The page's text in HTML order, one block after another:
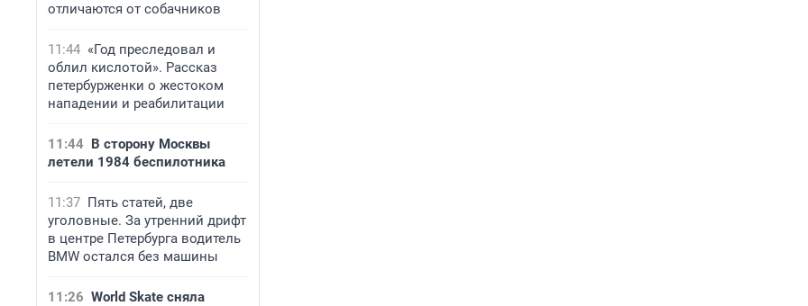
отличаются от собачников
11:44 «Год преследовал и
облил кислотой». Рассказ
петербурженки о жестоком
нападении и реабилитации
11:44 В сторону Москвы
летели 1984 беспилотника
11:37 Пять статей, две
уголовные. За утренний дрифт
в центре Петербурга водитель
BMW остался без машины
11:26 World Skate сняла